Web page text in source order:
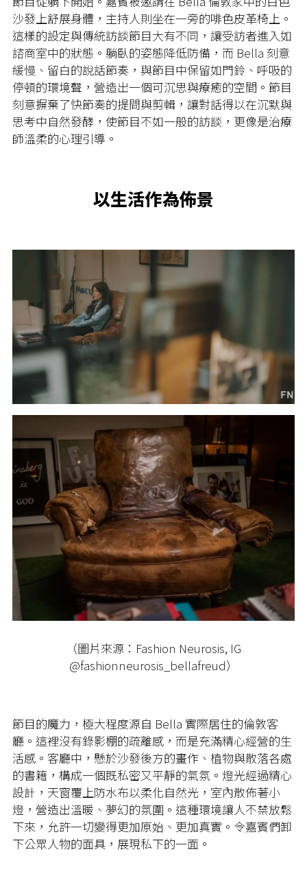
沙發上舒展身體，主持人則坐在一旁的啡色皮革椅上。
這樣的設定與傳統訪談節目大有不同，讓受訪者進入如
諮商室中的狀態。躺臥的姿態降低防備，而 Bella 刻意
緩慢、留白的說話節奏，與節目中保留如門鈴、呼吸的
停頓的環境聲，營造出一個可沉思與療癒的空間。節目
刻意摒棄了快節奏的提問與剪輯，讓對話得以在沉默與
思考中自然發酵，使節目不如一般的訪談，更像是治療
師溫柔的心理引導。
以生活作為佈景
（圖片來源：Fashion Neurosis, IG
@fashionneurosis_bellafreud）
節目的魔力，極大程度源自 Bella 實際居住的倫敦客
廳。這裡沒有錄影棚的疏離感，而是充滿精心經營的生
活感。客廳中，懸於沙發後方的畫作、植物與散落各處
的書籍，構成一個既私密又平靜的氣氛。燈光經過精心
設計，天窗覆上防水布以柔化自然光，室內散佈著小
燈，營造出溫暖、夢幻的氛圍。這種環境讓人不禁放鬆
下來，允許一切變得更加原始、更加真實。令嘉賓們卸
下公眾人物的面具，展現私下的一面。